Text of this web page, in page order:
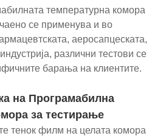
температурна комора
се применува и во
аеросапцеската,
различни тестови се
барања на клиентите.
на Програмабилна
за тестирање
тенок филм на целата комора